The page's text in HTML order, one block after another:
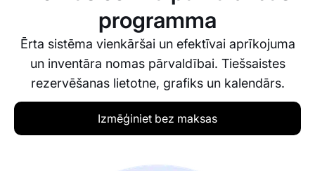
programma
Ērta sistēma vienkāršai un efektīvai aprīkojuma
un inventāra nomas pārvaldībai. Tiešsaistes
rezervēšanas lietotne, grafiks un kalendārs.
Izmēģiniet bez maksas